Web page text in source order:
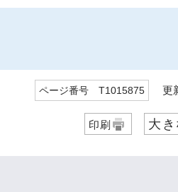
ページ番号 T1015875 更
印刷 大